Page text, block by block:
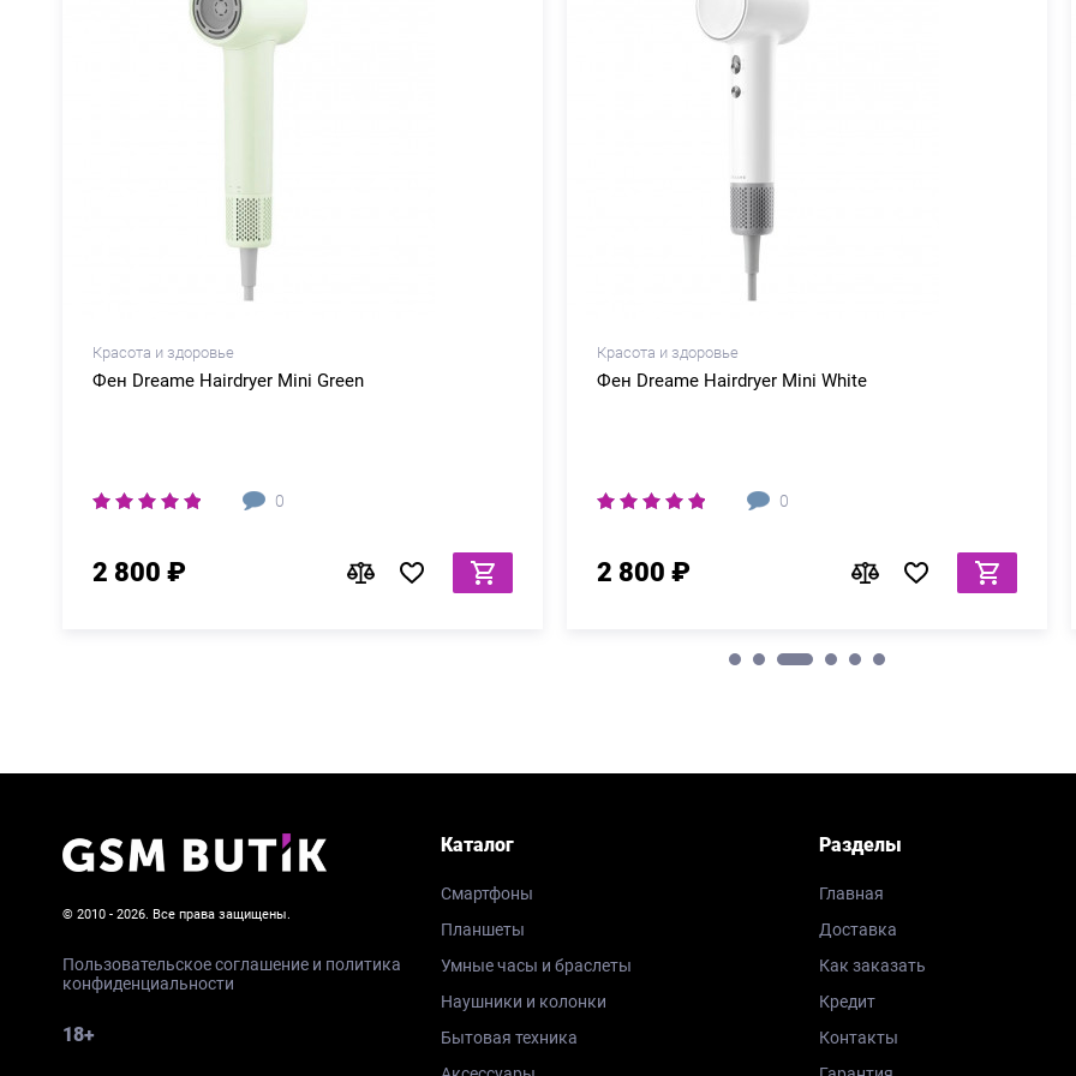
Красота и здоровье
Фен Dreame Нairdryer Mini Green
0
2 800 ₽
Красота и здоровье
Фен Dreame Нairdryer Mini White
0
2 800 ₽
© 2010 - 2026. Все права защищены.
Пользовательское соглашение и политика
конфиденциальности
18+
Каталог
Смартфоны
Планшеты
Умные часы и браслеты
Наушники и колонки
Бытовая техника
Разделы
Главная
Доставка
Как заказать
Кредит
Контакты